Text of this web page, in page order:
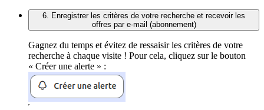
6. Enregistrer les critères de votre recherche et recevoir les
offres par e-mail (abonnement)
Gagnez du temps et évitez de ressaisir les critères de votre
recherche à chaque visite ! Pour cela, cliquez sur le bouton
« Créer une alerte » :